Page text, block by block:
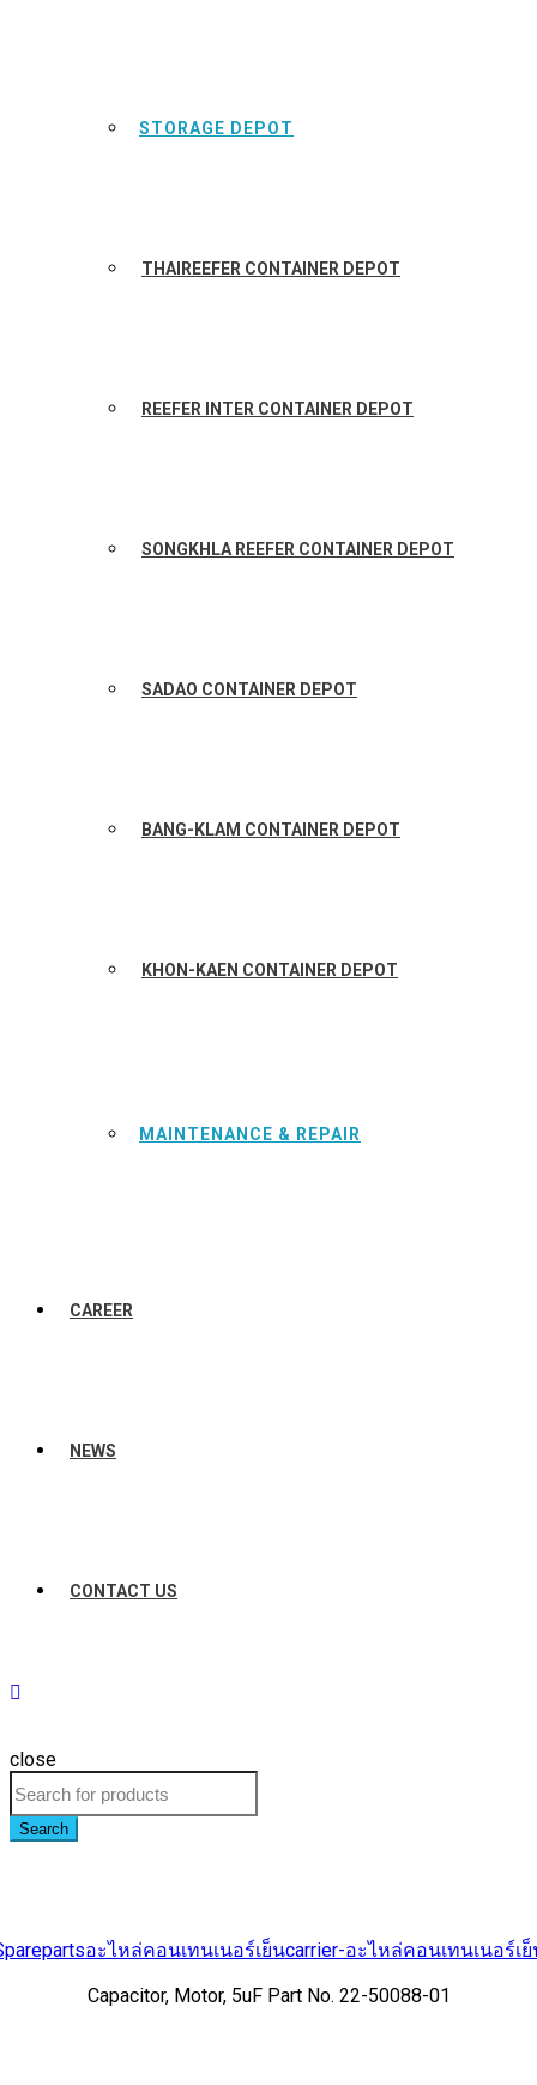
STORAGE DEPOT
THAIREEFER CONTAINER DEPOT
REEFER INTER CONTAINER DEPOT
SONGKHLA REEFER CONTAINER DEPOT
SADAO CONTAINER DEPOT
BANG-KLAM CONTAINER DEPOT
KHON-KAEN CONTAINER DEPOT
MAINTENANCE & REPAIR
CAREER
NEWS
CONTACT US
close
Search
อะไหล่คอนเทนเนอร์เย็นcarrier-อะไหล่คอนเทนเนอร์เ
Capacitor, Motor, 5uF Part No. 22-50088-01